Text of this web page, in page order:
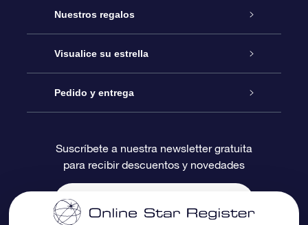
Atención
Contáctanos
Blog
Reseñas
Nuestros regalos
Regalo Estrella Online
Paquete de Regalo OSR
Tarjeta de Regalo OSR
Regalos empresariales
Visualice su estrella
Registro estelar
Página de Estrella Personalizada
Un Millón de Estrellas
Pedido y entrega
Información de Pago
Información de Envío
Suscríbete a nuestra newsletter gratuita
para recibir descuentos y novedades